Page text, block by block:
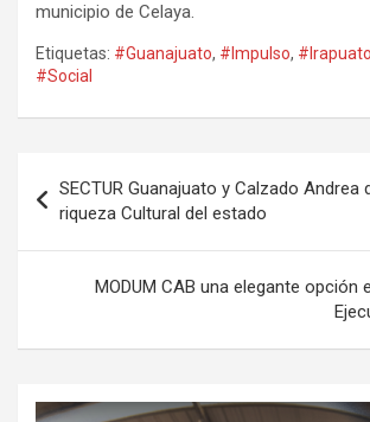
municipio de Celaya.
Etiquetas: #Guanajuato, #Impulso, #Irapuato
#Social
de
entradas
SECTUR Guanajuato y Calzado Andrea
riqueza Cultural del estado
MODUM CAB una elegante opción